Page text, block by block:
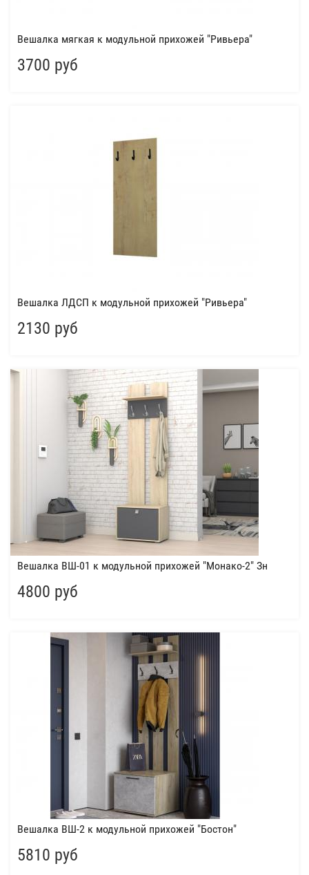
Вешалка мягкая к модульной прихожей "Ривьера"
3700 руб
Вешалка ЛДСП к модульной прихожей "Ривьера"
2130 руб
Вешалка ВШ-01 к модульной прихожей "Монако-2" Зн
4800 руб
Вешалка ВШ-2 к модульной прихожей "Бостон"
5810 руб